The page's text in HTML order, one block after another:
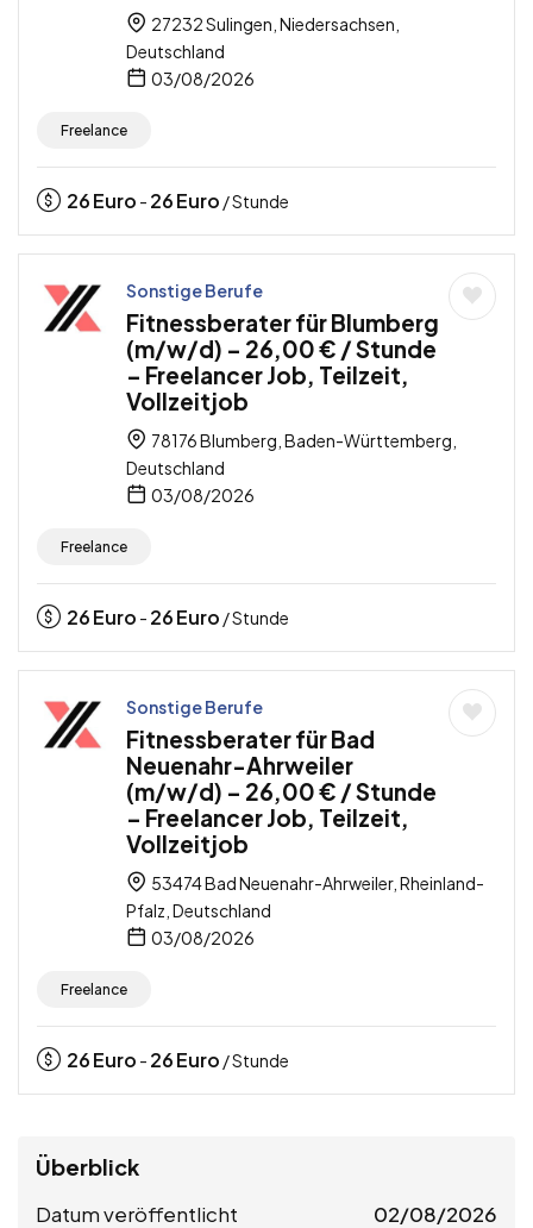
27232 Sulingen, Niedersachsen,
Deutschland
03/08/2026
Freelance
26Euro - 26Euro / Stunde
Sonstige Berufe
Fitnessberater für Blumberg
(m/w/d) – 26,00 € / Stunde
– Freelancer Job, Teilzeit,
Vollzeitjob
78176 Blumberg, Baden-Württemberg,
Deutschland
03/08/2026
Freelance
26Euro - 26Euro / Stunde
Sonstige Berufe
Fitnessberater für Bad
Neuenahr-Ahrweiler
(m/w/d) – 26,00 € / Stunde
– Freelancer Job, Teilzeit,
Vollzeitjob
53474 Bad Neuenahr-Ahrweiler, Rheinland-
Pfalz, Deutschland
03/08/2026
Freelance
26Euro - 26Euro / Stunde
Überblick
Datum veröffentlicht 02/08/2026